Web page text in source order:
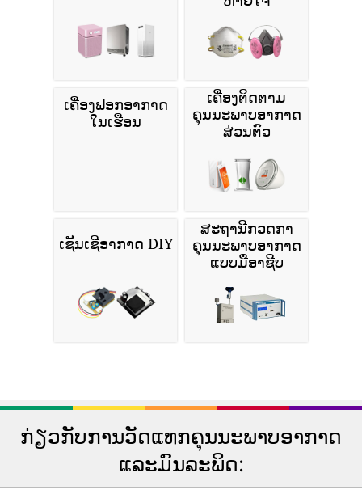
ເຄື່ອງຟອກອາກາດ
ໃນເຮືອນ
ເຄື່ອງຕິດຕາມ
ຄຸນນະພາບອາກາດ
ສ່ວນຕົວ
ເຊັນເຊີອາກາດ DIY
ສະຖານີກວດກາ
ຄຸນນະພາບອາກາດ
ແບບມືອາຊີບ
ກ່ຽວກັບການວັດແທກຄຸນນະພາບອາກາດ
ແລະມົນລະພິດ: